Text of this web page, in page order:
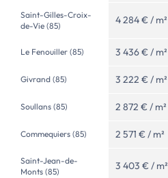
Saint-Gilles-Croix-
de-Vie (85)
4 284 € / m²
Le Fenouiller (85) 3 436 € / m²
Givrand (85) 3 222 € / m²
Soullans (85) 2 872 € / m²
Commequiers (85) 2 571 € / m²
Saint-Jean-de-
Monts (85)
3 403 € / m²